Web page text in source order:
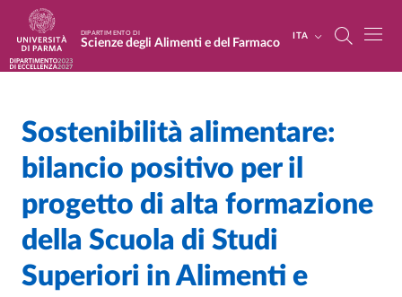
Salta al contenuto principale
Skip to footer
DIPARTIMENTO DI
Scienze degli Alimenti e del Farmaco
ITA
Home /
Cerca una notizia
Sostenibilità alimentare:
bilancio positivo per il
progetto di alta formazione
della Scuola di Studi
Superiori in Alimenti e